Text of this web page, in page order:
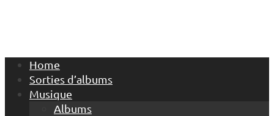
Home
Sorties d’albums
Musique
Albums